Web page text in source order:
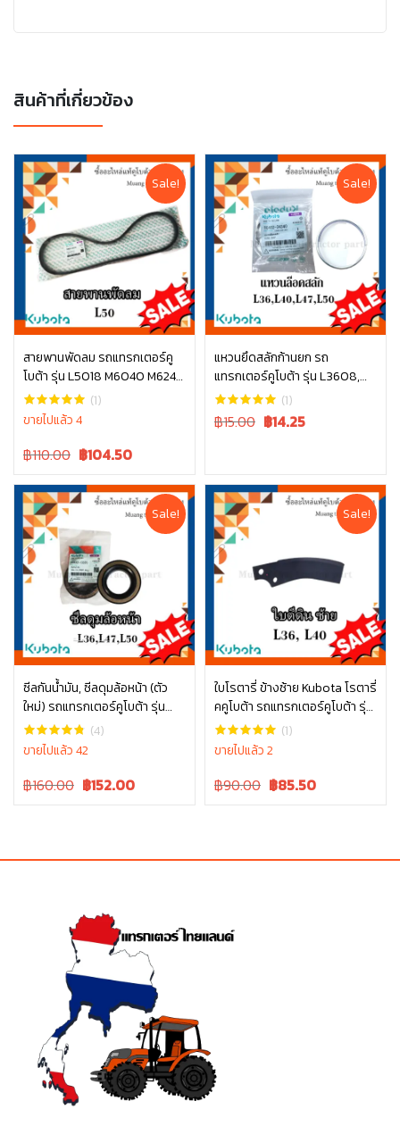
สินค้าที่เกี่ยวข้อง
Sale!
สายพานพัดลม รถแทรกเตอร์คู
โบต้า รุ่น L5018 M6040 M6240
TC803-97010
(1)
ขายไปแล้ว 4
Original
was:
฿110.00.
฿110.00 Current
is:
฿110.00.
฿104.50
หยิบใส่ตะกร้า
Sale!
แหวนยึดสลักก้านยก รถ
แทรกเตอร์คูโบต้า รุ่น L3608,
L4018, L4508, L4708, L5018
tc402-34340
(1)
Original
฿15.00 Current
฿14.25
หยิบใส่ตะกร้า
Sale!
ซีลกันน้ำมัน, ซีลดุมล้อหน้า (ตัว
ใหม่) รถแทรกเตอร์คูโบต้า รุ่น
L3608, L4018, L4508, L4708,
L5018 tc832-13370 ซีลล้อหน้า
(4)
ขายไปแล้ว 42
Original
฿160.00 Current
฿152.00
หยิบใส่ตะกร้า
Sale!
ใบโรตารี่ ข้างซ้าย Kubota โรตารี่
คคูโบต้า รถแทรกเตอร์คูโบต้า รุ่น
L3608 L4018 W9516-54163
(1)
ขายไปแล้ว 2
Original
฿90.00 Current
฿85.50
หยิบใส่ตะกร้า